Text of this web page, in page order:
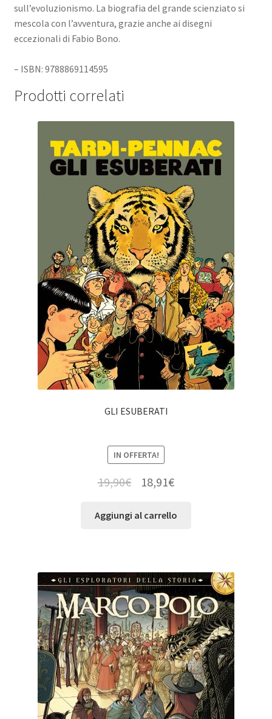
sull’evoluzionismo. La biografia del grande scienziato si
mescola con l’avventura, grazie anche ai disegni
eccezionali di Fabio Bono.
– ISBN: 9788869114595
Prodotti correlati
GLI ESUBERATI
IN OFFERTA!
19,90€ 18,91€
Aggiungi al carrello